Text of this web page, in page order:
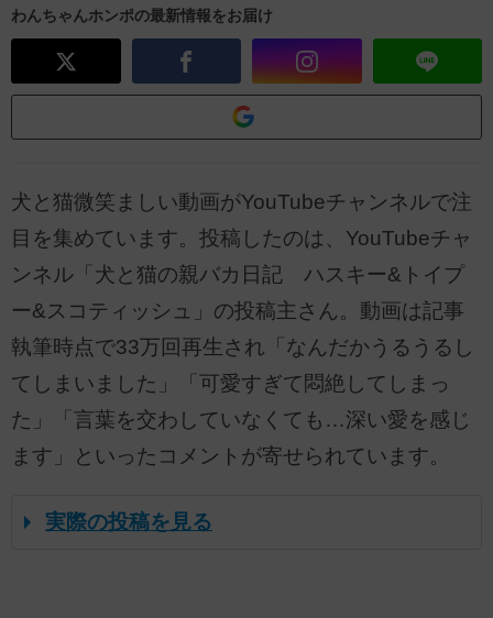
わんちゃんホンポの最新情報をお届け
犬と猫微笑ましい動画がYouTubeチャンネルで注
目を集めています。投稿したのは、YouTubeチャ
ンネル「犬と猫の親バカ日記 ハスキー&トイプ
ー&スコティッシュ」の投稿主さん。動画は記事
執筆時点で33万回再生され「なんだかうるうるし
てしまいました」「可愛すぎて悶絶してしまっ
た」「言葉を交わしていなくても…深い愛を感じ
ます」といったコメントが寄せられています。
実際の投稿を見る